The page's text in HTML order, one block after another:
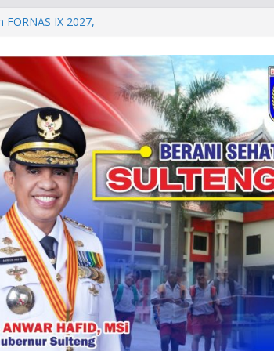
IX 2027,
Resmikan
Sebagai Sapi
28,5 Miliar, KAK
Pemprov